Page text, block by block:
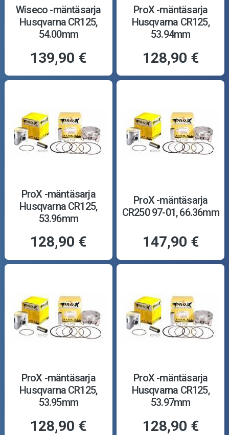
Wiseco -mäntäsarja
Husqvarna CR125,
54.00mm
139,90 €
ProX -mäntäsarja
Husqvarna CR125,
53.94mm
128,90 €
ProX -mäntäsarja
Husqvarna CR125,
53.96mm
128,90 €
ProX -mäntäsarja
CR250 97-01, 66.36mm
147,90 €
ProX -mäntäsarja
Husqvarna CR125,
53.95mm
128,90 €
ProX -mäntäsarja
Husqvarna CR125,
53.97mm
128,90 €